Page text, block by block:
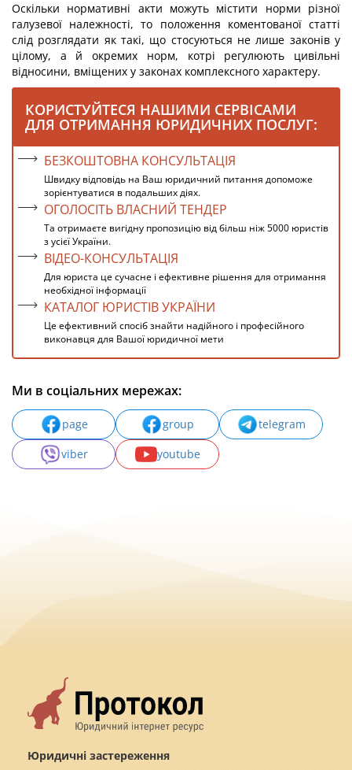
Оскільки нормативні акти можуть містити норми різної
галузевої належності, то положення коментованої статті
слід розглядати як такі, що стосуються не лише законів у
цілому, а й окремих норм, котрі регулюють цивільні
відносини, вміщених у законах комплексного характеру.
КОРИСТУЙТЕСЯ НАШИМИ СЕРВІСАМИ
ДЛЯ ОТРИМАННЯ ЮРИДИЧНИХ ПОСЛУГ:
БЕЗКОШТОВНА КОНСУЛЬТАЦІЯ
Швидку відповідь на Ваш юридичний питання допоможе
зорієнтуватися в подальших діях.
ОГОЛОСІТЬ ВЛАСНИЙ ТЕНДЕР
Та отримаєте вигідну пропозицію від більш ніж 5000 юристів
з усієї України.
ВІДЕО-КОНСУЛЬТАЦІЯ
Для юриста це сучасне і ефективне рішення для отримання
необхідної інформації
КАТАЛОГ ЮРИСТІВ УКРАЇНИ
Це ефективний спосіб знайти надійного і професійного
виконавця для Вашої юридичної мети
Ми в соціальних мережах:
page group
telegram
viber
youtube
Юридичні застереження